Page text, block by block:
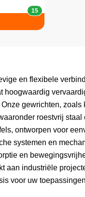
en flexibele
hoogwaardig
gewrichten,
roestvrij staal
ontworpen voor
systemen en
en
aan industriële
voor uw
15